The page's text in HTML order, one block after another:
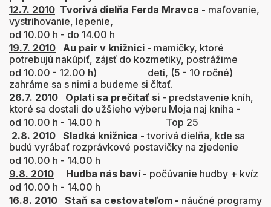
12.7. 2010 Tvorivá dielňa Ferda Mravca - maľovanie,
vystrihovanie, lepenie,
od 10.00 h - do 14.00 h
19.7. 2010 Au pair v knižnici - mamičky, ktoré
potrebujú nakúpiť, zájsť do kozmetiky, postrážime
od 10.00 - 12.00 h)
deti, (5 - 10 ročné)
zahráme sa s nimi a budeme si čítať.
26.7. 2010 Oplatí sa prečítať si - predstavenie kníh,
ktoré sa dostali do užšieho výberu Moja naj kniha -
od 10.00 h - 14.00 h Top 25
2.8. 2010 Sladká knižnica -tvorivá dielňa, kde sa
budú vyrábať rozprávkové postavičky na zjedenie
od 10.00 h - 14.00 h
9.8. 2010
Hudba nás baví - počúvanie hudby + kvíz
od 10.00 h - 14.00 h
16.8. 2010 Staň sa cestovateľom - náučné programy